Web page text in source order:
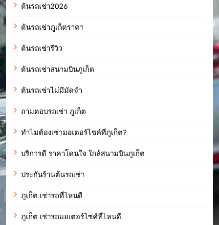
ต้นรถเช่า2026
ต้นรถเช่าภูเก็ตราคา
ต้นรถเช่ารีวิว
ต้นรถเช่าสนามบินภูเก็ต
ต้นรถเช่าไม่มีมัดจำ
ถามตอบรถเช่า ภูเก็ต
ทำไมต้องเช่ามอเตอร์ไซค์ที่ภูเก็ต?
บริการดี ราคาโดนใจ ใกล้สนามบินภูเก็ต
ประกันร้านต้นรถเช่า
ภูเก็ต เช่ารถที่ไหนดี
ภูเก็ต เช่ารถมอเตอร์ไซค์ที่ไหนดี